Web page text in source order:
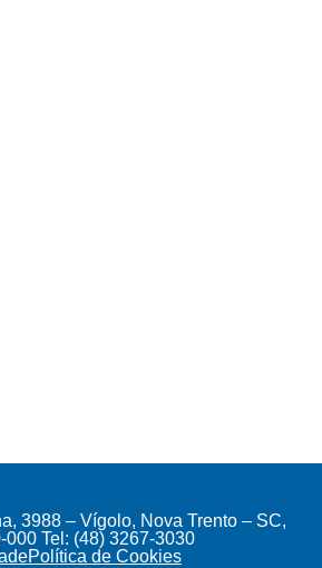
3988 – Vígolo, Nova Trento – SC,
000 Tel: (48) 3267-3030
Política de Cookies